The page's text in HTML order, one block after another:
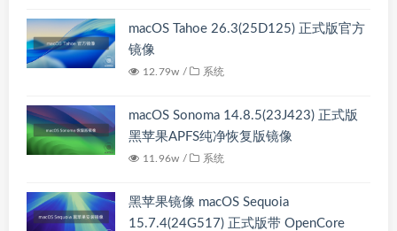
macOS Tahoe 26.3(25D125) 正式版官方
镜像
12.79w / 系统
macOS Sonoma 14.8.5(23J423) 正式版
黑苹果APFS纯净恢复版镜像
11.96w / 系统
黑苹果镜像 macOS Sequoia
15.7.4(24G517) 正式版带 OpenCore